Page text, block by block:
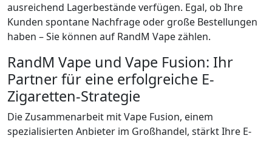
ausreichend Lagerbestände verfügen. Egal, ob Ihre
Kunden spontane Nachfrage oder große Bestellungen
haben – Sie können auf RandM Vape zählen.
RandM Vape und Vape Fusion: Ihr
Partner für eine erfolgreiche E-
Zigaretten-Strategie
Die Zusammenarbeit mit Vape Fusion, einem
spezialisierten Anbieter im Großhandel, stärkt Ihre E-